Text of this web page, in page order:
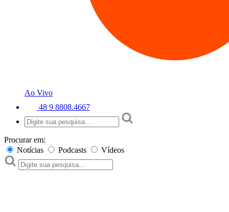
Ao Vivo
48 9 8808.4667
Procurar em:
Notícias
Podcasts Vídeos